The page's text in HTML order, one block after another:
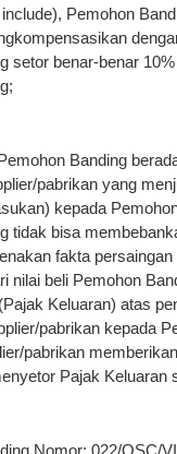
Pemohon
setor benar-benar
Banding
pabrikan yang
kepada
tidak bisa
fakta
nilai beli Pemohon
Keluaran) atas
pabrikan kepada
pabrikan
Pajak Keluaran
Nomor: 022/OSC/